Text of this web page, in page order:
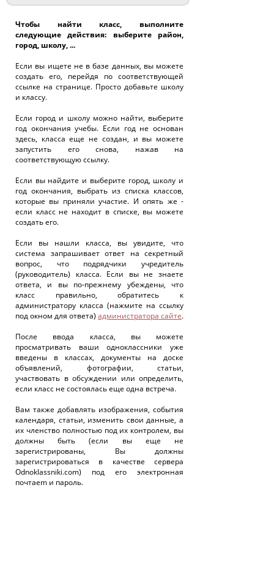
Чтобы найти класс, выполните
следующие действия: выберите район,
город, школу, ...
Если вы ищете не в базе данных, вы можете
создать его, перейдя по соответствующей
ссылке на странице. Просто добавьте школу
и классу.
Если город и школу можно найти, выберите
год окончания учебы. Если год не основан
здесь, класса еще не создан, и вы можете
запустить его снова, нажав на
соответствующую ссылку.
Если вы найдите и выберите город, школу и
год окончания, выбрать из списка классов,
которые вы приняли участие. И опять же -
если класс не находит в списке, вы можете
создать его.
Если вы нашли класса, вы увидите, что
система запрашивает ответ на секретный
вопрос, что подрядчики учредитель
(руководитель) класса. Если вы не знаете
ответа, и вы по-прежнему убеждены, что
класс правильно, обратитесь к
администратору класса (нажмите на ссылку
под окном для ответа) администратора сайте.
После ввода класса, вы можете
просматривать ваши одноклассники уже
введены в классах, документы на доске
объявлений, фотографии, статьи,
участвовать в обсуждении или определить,
если класс не состоялась еще одна встреча.
Вам также добавлять изображения, события
календаря, статьи, изменить свои данные, а
их членство полностью под их контролем, вы
должны быть (если вы еще не
зарегистрированы, Вы должны
зарегистрироваться в качестве сервера
Odnoklassniki.com) под его электронная
почтаem и пароль.